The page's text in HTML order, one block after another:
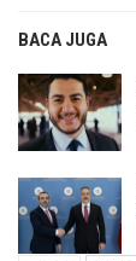
BACA JUGA